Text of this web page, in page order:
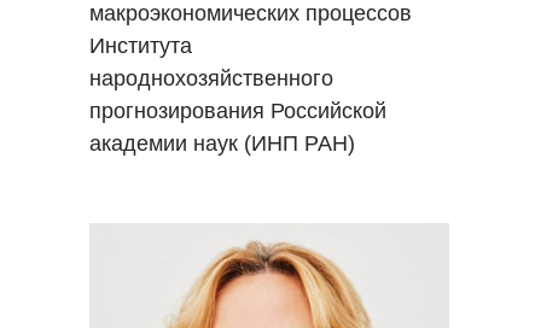
макроэкономических процессов
Института
народнохозяйственного
прогнозирования Российской
академии наук (ИНП РАН)